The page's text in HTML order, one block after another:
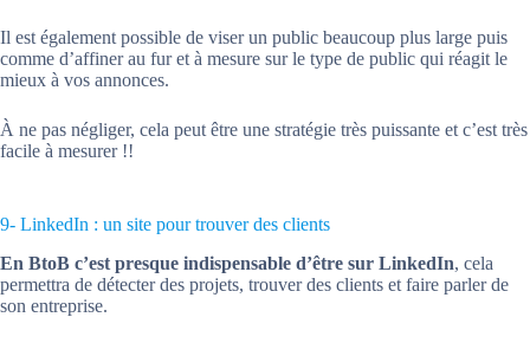
Il est également possible de viser un public beaucoup plus large puis
comme d’affiner au fur et à mesure sur le type de public qui réagit le
mieux à vos annonces.
À ne pas négliger, cela peut être une stratégie très puissante et c’est très
facile à mesurer !!
9- LinkedIn : un site pour trouver des clients
En BtoB c’est presque indispensable d’être sur LinkedIn, cela
permettra de détecter des projets, trouver des clients et faire parler de
son entreprise.